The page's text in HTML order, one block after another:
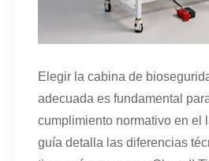
Elegir la cabina de
adecuada es fundamental
cumplimiento normativo en el
guía detalla las diferencias